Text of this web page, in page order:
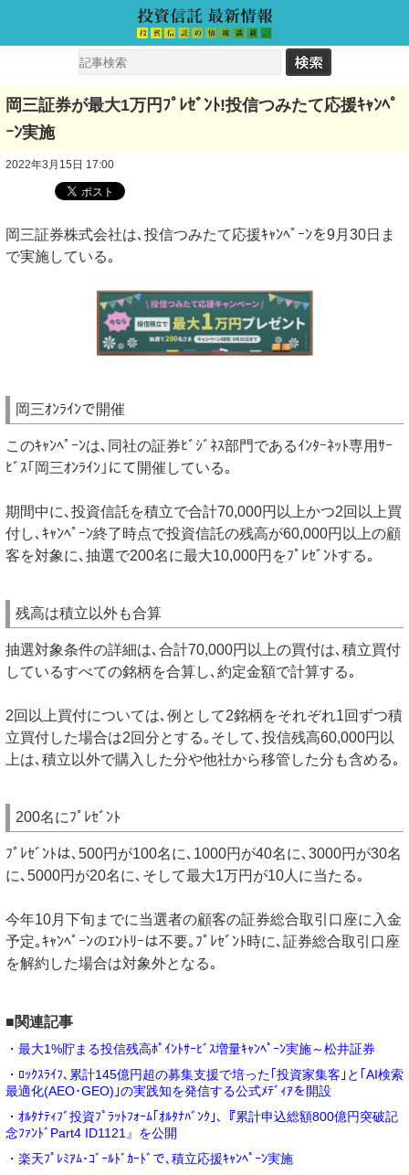
岡三証券が最大1万円ﾌﾟﾚｾﾞﾝﾄ!投信つみたて応援ｷｬﾝﾍﾟ
ｰﾝ実施
2022年3月15日 17:00
岡三証券株式会社は､投信つみたて応援ｷｬﾝﾍﾟｰﾝを9月30日ま
で実施している｡
岡三ｵﾝﾗｲﾝで開催
このｷｬﾝﾍﾟｰﾝは､同社の証券ﾋﾞｼﾞﾈｽ部門であるｲﾝﾀｰﾈｯﾄ専用ｻｰ
ﾋﾞｽ｢岡三ｵﾝﾗｲﾝ｣にて開催している｡
期間中に､投資信託を積立で合計70,000円以上かつ2回以上買
付し､ｷｬﾝﾍﾟｰﾝ終了時点で投資信託の残高が60,000円以上の顧
客を対象に､抽選で200名に最大10,000円をﾌﾟﾚｾﾞﾝﾄする｡
残高は積立以外も合算
抽選対象条件の詳細は､合計70,000円以上の買付は､積立買付
しているすべての銘柄を合算し､約定金額で計算する｡
2回以上買付については､例として2銘柄をそれぞれ1回ずつ積
立買付した場合は2回分とする｡そして､投信残高60,000円以
上は､積立以外で購入した分や他社から移管した分も含める｡
200名にﾌﾟﾚｾﾞﾝﾄ
ﾌﾟﾚｾﾞﾝﾄは､500円が100名に､1000円が40名に､3000円が30名
に､5000円が20名に､そして最大1万円が10人に当たる｡
今年10月下旬までに当選者の顧客の証券総合取引口座に入金
予定｡ｷｬﾝﾍﾟｰﾝのｴﾝﾄﾘｰは不要｡ﾌﾟﾚｾﾞﾝﾄ時に､証券総合取引口座
を解約した場合は対象外となる｡
■関連記事
・最大1%貯まる投信残高ﾎﾟｲﾝﾄｻｰﾋﾞｽ増量ｷｬﾝﾍﾟｰﾝ実施～松井証券
・ﾛｯｸｽﾗｲﾌ､累計145億円超の募集支援で培った｢投資家集客｣と｢AI検索
最適化(AEO･GEO)｣の実践知を発信する公式ﾒﾃﾞｨｱを開設
・ｵﾙﾀﾅﾃｨﾌﾞ投資ﾌﾟﾗｯﾄﾌｫｰﾑ｢ｵﾙﾀﾅﾊﾞﾝｸ｣､『累計申込総額800億円突破記
念ﾌｧﾝﾄﾞPart4 ID1121』を公開
・楽天ﾌﾟﾚﾐｱﾑ･ｺﾞｰﾙﾄﾞｶｰﾄﾞで､積立応援ｷｬﾝﾍﾟｰﾝ実施